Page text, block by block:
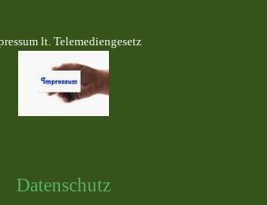
lt. Telemediengesetz
Datenschutz